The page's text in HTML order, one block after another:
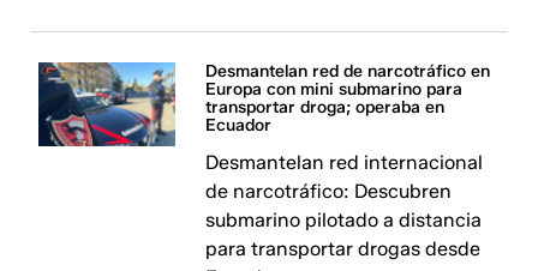
Desmantelan red de narcotráfico en
Europa con mini submarino para
transportar droga; operaba en
Ecuador
Desmantelan red internacional
de narcotráfico: Descubren
submarino pilotado a distancia
para transportar drogas desde